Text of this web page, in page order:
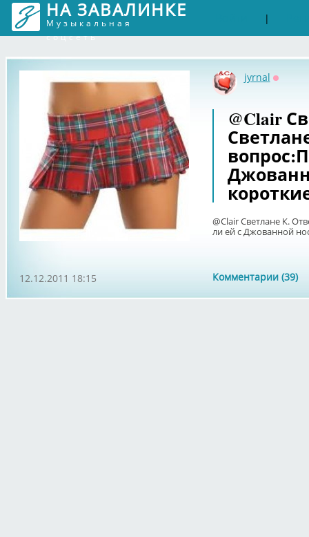
НА ЗАВАЛИНКЕ
Музыкальная
соцсеть
|
jyrnal
@Clair
@Clair Светлане К.
ли ей с Джованной
Комментарии (39)
12.12.2011 18:15